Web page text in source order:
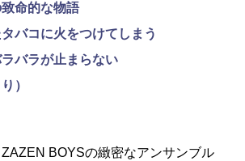
命的な物語
バコに火をつけてしまう
バラが止まらない
）
BOYSの緻密なアンサンブル